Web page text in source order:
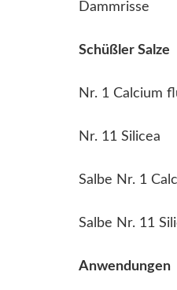
Dammrisse
Schüßler Salze
Nr. 1 Calcium
Nr. 11 Silicea
Salbe Nr. 1
Salbe Nr. 11
Anwendungen